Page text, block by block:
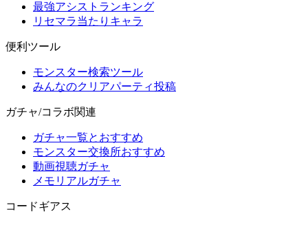
最強アシストランキング
リセマラ当たりキャラ
便利ツール
モンスター検索ツール
みんなのクリアパーティ投稿
ガチャ/コラボ関連
ガチャ一覧とおすすめ
モンスター交換所おすすめ
動画視聴ガチャ
メモリアルガチャ
コードギアス